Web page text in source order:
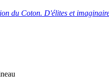
du Coton. D'élites et